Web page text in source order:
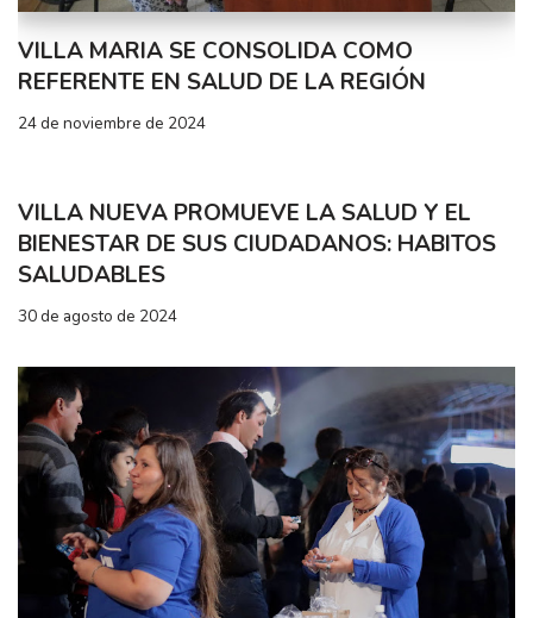
VILLA MARIA SE CONSOLIDA COMO
REFERENTE EN SALUD DE LA REGIÓN
24 de noviembre de 2024
VILLA NUEVA PROMUEVE LA SALUD Y EL
BIENESTAR DE SUS CIUDADANOS: HABITOS
SALUDABLES
30 de agosto de 2024